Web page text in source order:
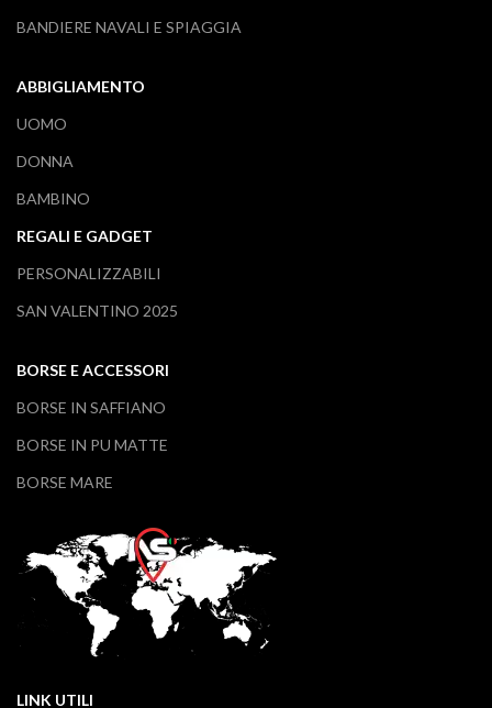
BANDIERE NAVALI E SPIAGGIA
ABBIGLIAMENTO
UOMO
DONNA
BAMBINO
REGALI E GADGET
PERSONALIZZABILI
SAN VALENTINO 2025
BORSE E ACCESSORI
BORSE IN SAFFIANO
BORSE IN PU MATTE
BORSE MARE
LINK UTILI